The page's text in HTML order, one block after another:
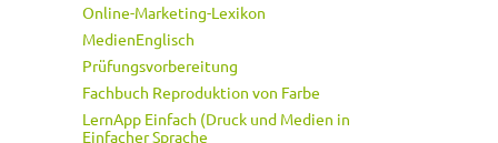
Online-Marketing-Lexikon
MedienEnglisch
Prüfungsvorbereitung
Fachbuch Reproduktion von Farbe
LernApp Einfach (Druck und Medien in
Einfacher Sprache